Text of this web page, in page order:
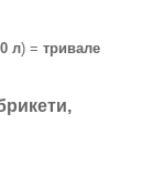
л) = тривале